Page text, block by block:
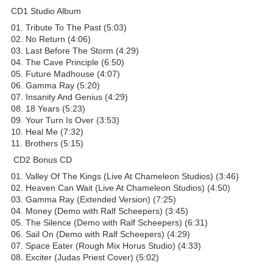
CD1 Studio Album
01. Tribute To The Past (5:03)
02. No Return (4:06)
03. Last Before The Storm (4:29)
04. The Cave Principle (6:50)
05. Future Madhouse (4:07)
06. Gamma Ray (5:20)
07. Insanity And Genius (4:29)
08. 18 Years (5:23)
09. Your Turn Is Over (3:53)
10. Heal Me (7:32)
11. Brothers (5:15)
CD2 Bonus CD
01. Valley Of The Kings (Live At Chameleon Studios) (3:46)
02. Heaven Can Wait (Live At Chameleon Studios) (4:50)
03. Gamma Ray (Extended Version) (7:25)
04. Money (Demo with Ralf Scheepers) (3:45)
05. The Silence (Demo with Ralf Scheepers) (6:31)
06. Sail On (Demo with Ralf Scheepers) (4:29)
07. Space Eater (Rough Mix Horus Studio) (4:33)
08. Exciter (Judas Priest Cover) (5:02)